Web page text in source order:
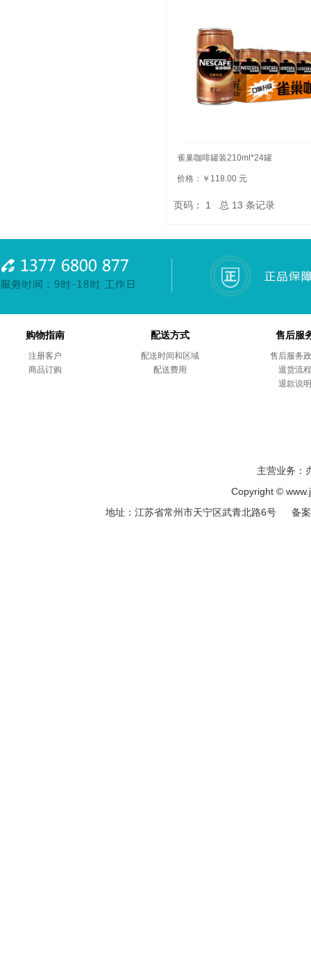
雀巢咖啡罐装210ml*24罐
价格：￥118.00 元
页码： 1 总 13 条记录
购物指南
注册客户
商品订购
配送方式
配送时间和区域
配送费用
售后服
售后服务
退货流程
退款说明
主营业务：
Copyright ©
地址：江苏省常州市天宁区武青北路6号 备